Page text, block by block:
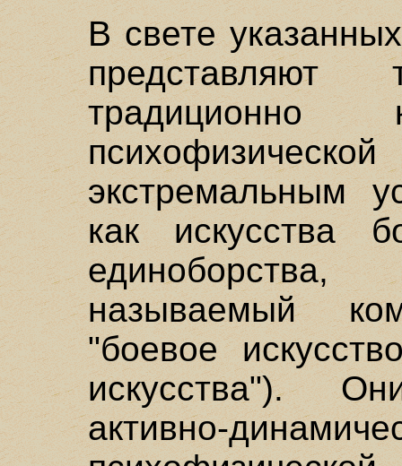
В свете
представляют
традиционно
экстремальным
как искусства
называемый
"боевое
искусства").
активно-